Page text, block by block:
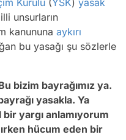
unsurların
kanununa aykırı
bu yasağı şu sözlerle
bizim bayrağımız ya.
yasakla. Ya
yargı anlamıyorum
hücum eden bir